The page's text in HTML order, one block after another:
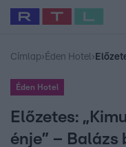
Legfrissebb RTL Híradó
Babits Marcella
Címlap› Éden Hotel›
Éden Hotel
Előzetes:
énje” – Balázs